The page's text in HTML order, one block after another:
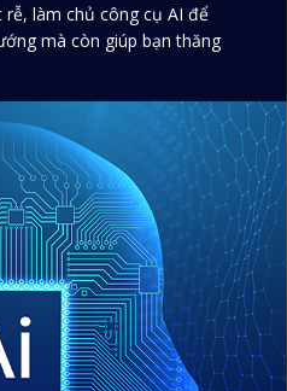
rễ, làm chủ công cụ AI để
mà còn giúp bạn thăng